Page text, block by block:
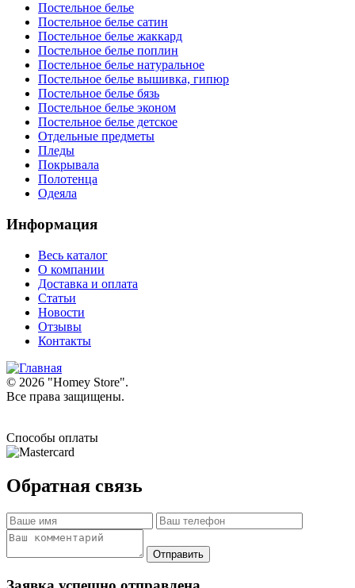
Постельное белье
Постельное белье сатин
Постельное белье жаккард
Постельное белье поплин
Постельное белье натуральное
Постельное белье вышивка, гипюр
Постельное белье бязь
Постельное белье эконом
Постельное белье детское
Отдельные предметы
Пледы
Покрывала
Полотенца
Одеяла
Информация
Весь каталог
О компании
Доставка и оплата
Статьи
Новости
Отзывы
Контакты
© 2026 "Homey Store".
Все права защищены.
Способы оплаты
Обратная связь